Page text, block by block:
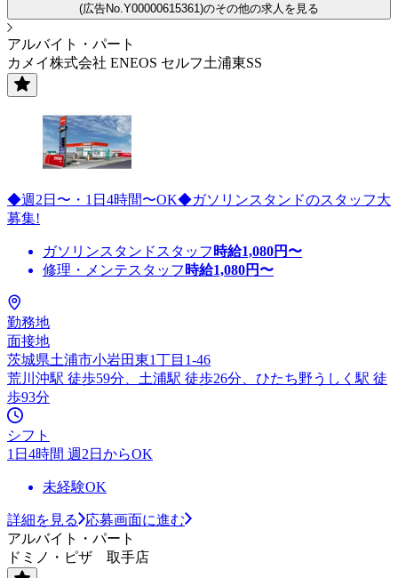
(広告No.Y00000615361)のその他の求人を見る
アルバイト・パート
カメイ株式会社 ENEOS セルフ土浦東SS
◆週2日〜・1日4時間〜OK◆ガソリンスタンドのスタッフ大
募集!
ガソリンスタンドスタッフ 時給1,080円〜
修理・メンテスタッフ 時給1,080円〜
勤務地
面接地
茨城県土浦市小岩田東1丁目1-46
荒川沖駅 徒歩59分、土浦駅 徒歩26分、ひたち野うしく駅 徒
歩93分
シフト
1日4時間 週2日からOK
未経験OK
詳細を見る
応募画面に進む
アルバイト・パート
ドミノ・ピザ 取手店